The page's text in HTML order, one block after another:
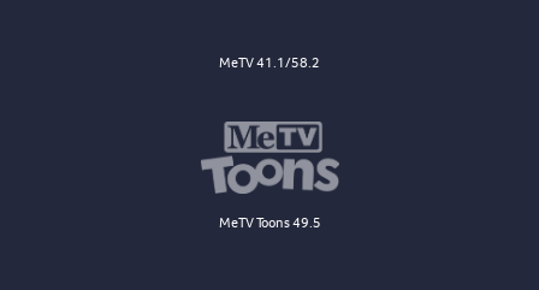
MeTV 41.1/58.2
MeTV Toons 49.5